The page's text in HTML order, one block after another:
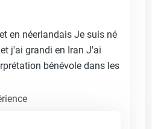
en néerlandais Je suis né
j'ai grandi en Iran J'ai
bénévole dans les